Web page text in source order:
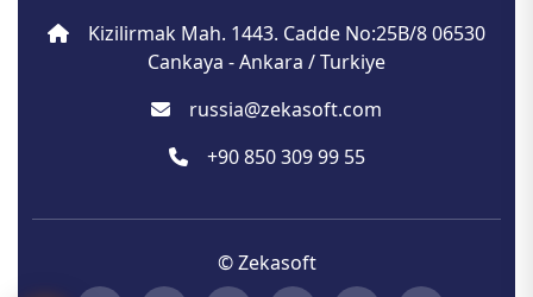
Kizilirmak Mah. 1443. Cadde No:25B/8 06530
Cankaya - Ankara / Turkiye
russia@zekasoft.com
+90 850 309 99 55
© Zekasoft